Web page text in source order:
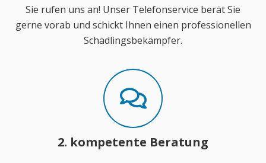
Sie rufen uns an! Unser Telefonservice berät Sie
gerne vorab und schickt Ihnen einen professionellen
Schädlingsbekämpfer.
2. kompetente Beratung